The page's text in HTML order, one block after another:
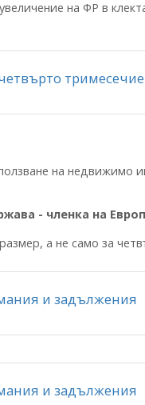
на ФР в
тримесечие
на недвижимо
- членка на
а не само за
и задължения
и задължения